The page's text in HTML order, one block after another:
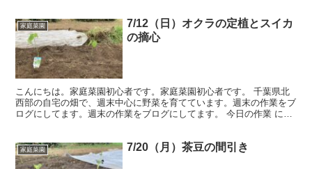
家庭菜園
7/12（日）オクラの定植とスイカ
の摘心
こんにちは。家庭菜園初心者です。家庭菜園初心者です。 千葉県北
西部の自宅の畑で、週末中心に野菜を育てています。週末の作業をブ
ログにしてます。週末の作業をブログにしてます。 今日の作業 にん
家庭菜園 7/20（月）茶豆の間引き